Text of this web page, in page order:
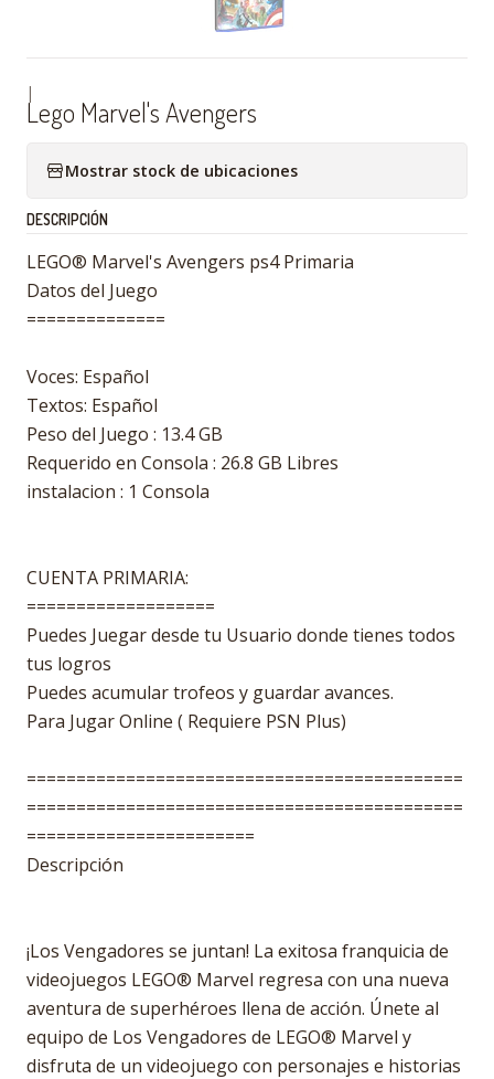
|
Lego Marvel's Avengers
Mostrar stock de ubicaciones
DESCRIPCIÓN
LEGO® Marvel's Avengers ps4 Primaria
Datos del Juego
==============
Voces: Español
Textos: Español
Peso del Juego : 13.4 GB
Requerido en Consola : 26.8 GB Libres
instalacion : 1 Consola
CUENTA PRIMARIA:
===================
Puedes Juegar desde tu Usuario donde tienes todos
tus logros
Puedes acumular trofeos y guardar avances.
Para Jugar Online ( Requiere PSN Plus)
============================================
============================================
=======================
Descripción
¡Los Vengadores se juntan! La exitosa franquicia de
videojuegos LEGO® Marvel regresa con una nueva
aventura de superhéroes llena de acción. Únete al
equipo de Los Vengadores de LEGO® Marvel y
disfruta de un videojuego con personajes e historias